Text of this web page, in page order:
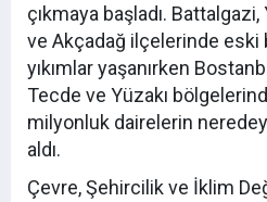
çıkmaya başladı.
ve Akçadağ ilçelerinde eski
yıkımlar yaşanırken
Tecde ve Yüzakı
milyonluk dairelerin
aldı.
Çevre, Şehircilik ve İklim